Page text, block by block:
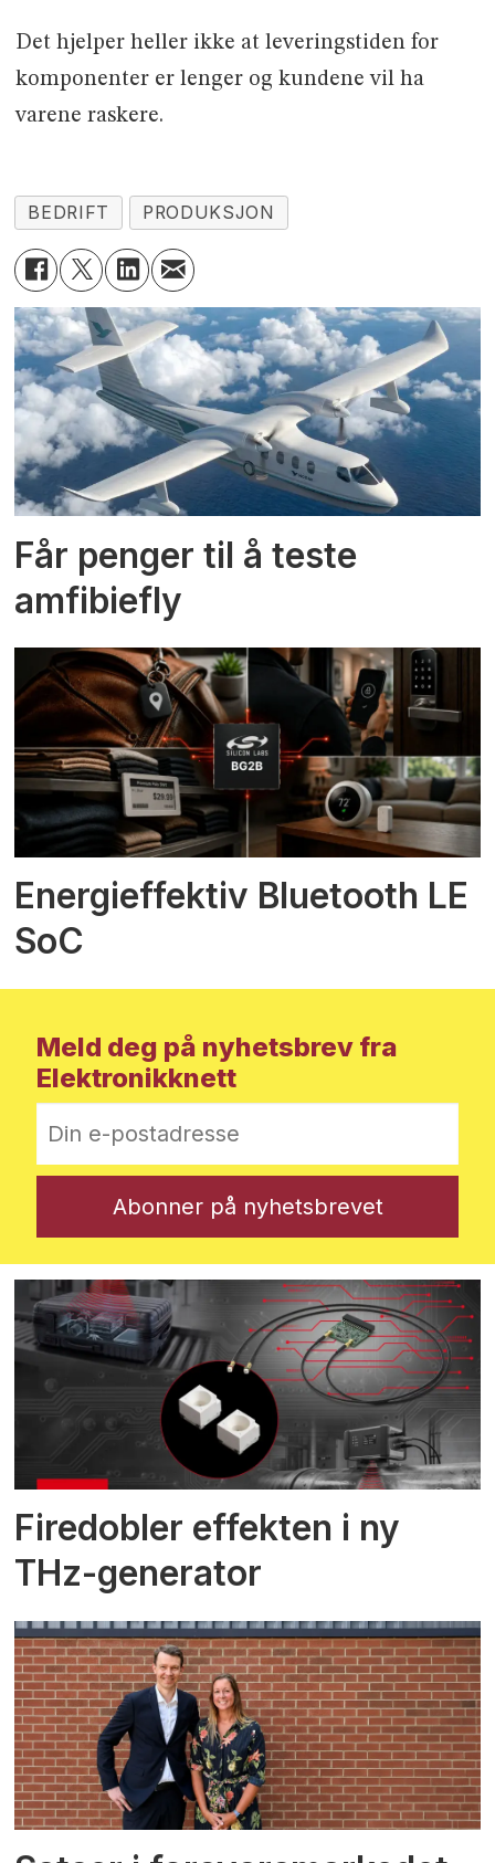
Det hjelper heller ikke at leveringstiden for
komponenter er lenger og kundene vil ha
varene raskere.
BEDRIFT PRODUKSJON
Får penger til å teste
amfibiefly
Energieffektiv Bluetooth LE
SoC
Meld deg på nyhetsbrev fra
Elektronikknett
Firedobler effekten i ny
THz-generator